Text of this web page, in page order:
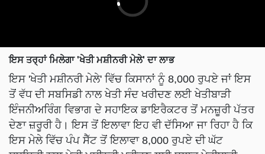
ਇਸ 'ਖੇਤੀ ਮਸ਼ੀਨਰੀ ਮੇਲੇ' ਵਿੱਚ ਕਿਸਾਨਾਂ ਨੂੰ 8,000 ਰੁਪਏ ਜਾਂ ਇਸ
ਤੋਂ ਵੱਧ ਦੀ ਸਬਸਿਡੀ ਨਾਲ ਖੇਤੀ ਸੰਦ ਖਰੀਦਣ ਲਈ ਖੇਤੀਬਾੜੀ
ਇੰਜਨੀਅਰਿੰਗ ਵਿਭਾਗ ਦੇ ਸਹਾਇਕ ਡਾਇਰੈਕਟਰ ਤੋਂ ਮਨਜ਼ੂਰੀ ਪੱਤਰ
ਦੇਣਾ ਜ਼ਰੂਰੀ ਹੈ। ਇਸ ਤੋਂ ਇਲਾਵਾ ਇਹ ਵੀ ਦੱਸਿਆ ਜਾ ਰਿਹਾ ਹੈ ਕਿ
ਇਸ ਮੇਲੇ ਵਿੱਚ ਪੰਪ ਸੈੱਟ ਤੋਂ ਇਲਾਵਾ 8,000 ਰੁਪਏ ਦੀ ਘੱਟ
ਸਬਸਿਡੀ ਨਾਲ ਖੇਤੀ ਮਸ਼ੀਨਰੀ ਖਰੀਦਣ ਲਈ ਬਲਾਕ ਖੇਤੀਬਾੜੀ